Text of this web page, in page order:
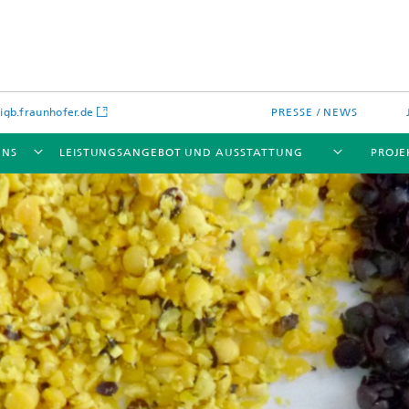
PRESSE / NEWS
LEISTUNGSANGEBOT UND AUSSTATTUNG